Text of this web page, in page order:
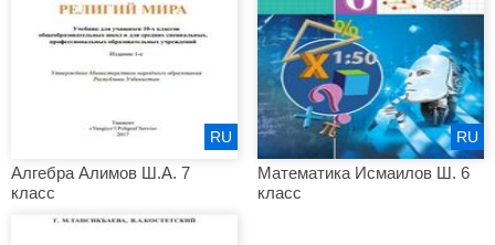
Алгебра Алимов Ш.А. 7
класс
RU
Математика Исмаилов Ш. 6
класс
RU